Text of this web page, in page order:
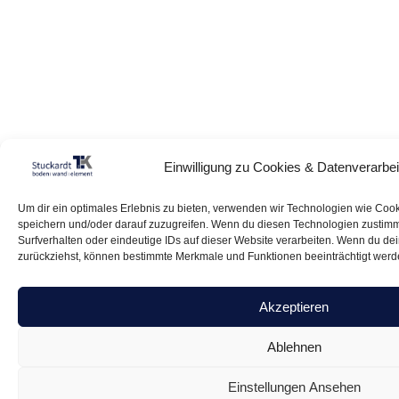
Einwilligung zu Cookies &
Um dir ein optimales Erlebnis zu bieten, verwenden wir Technologien wie
speichern und/oder darauf zuzugreifen. Wenn du diesen Technologien
Surfverhalten oder eindeutige IDs auf dieser Website verarbeiten. Wenn du
zurückziehst, können bestimmte Merkmale und Funktionen beeinträchtigt
Akzeptieren
Ablehnen
Einstellungen Ansehen